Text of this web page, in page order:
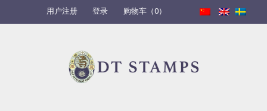
用户注册 登录 购物车（0）